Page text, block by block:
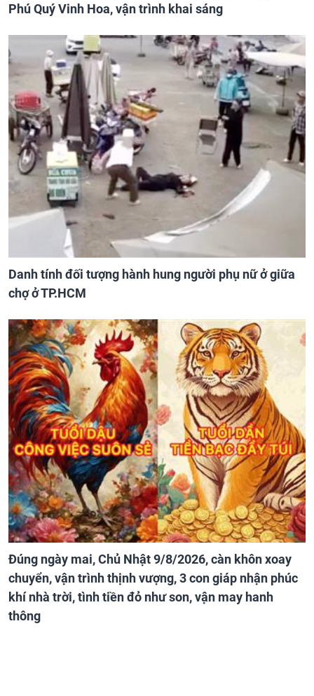
Phú Quý Vinh Hoa, vận trình khai sáng
Danh tính đối tượng hành hung người phụ nữ ở giữa
chợ ở TP.HCM
Đúng ngày mai, Chủ Nhật 9/8/2026, càn khôn xoay
chuyển, vận trình thịnh vượng, 3 con giáp nhận phúc
khí nhà trời, tình tiền đỏ như son, vận may hanh
thông